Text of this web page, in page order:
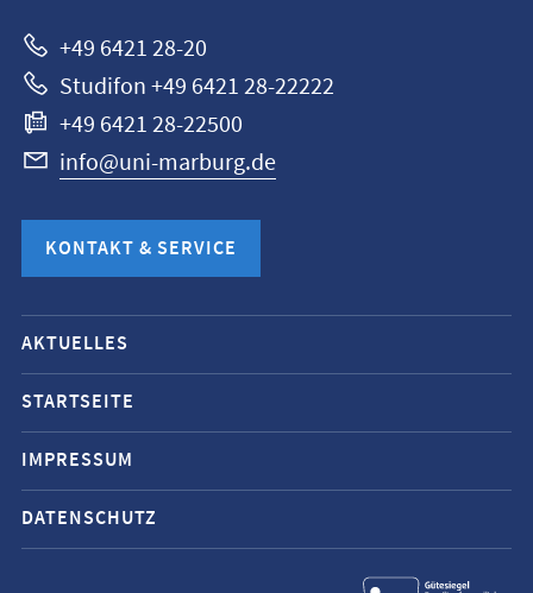
+49 6421 28-20
Studifon +49 6421 28-22222
+49 6421 28-22500
info@uni-marburg.de
KONTAKT & SERVICE
Mobile-
Service-
Navigation
und
Social
Media
Kontakte
AKTUELLES
STARTSEITE
IMPRESSUM
DATENSCHUTZ